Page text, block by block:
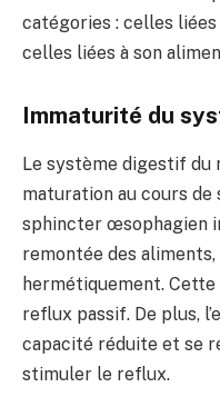
catégories : celles
celles liées à son
Immaturité du
Le système digestif du
maturation au cours de
sphincter œsophagien
remontée des
hermétiquement.
reflux passif. De plus,
capacité réduite et se
stimuler le reflux.